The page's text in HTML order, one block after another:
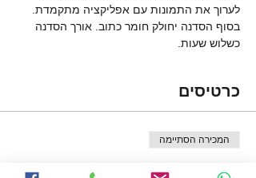
לערוך את התמונות עם אפליקציה מתקמדת.
בסוף הסדנה יחולק חומר כתוב. אורך הסדנה
כשלוש שעות.
כרטיסים
המכירה הסתיימה